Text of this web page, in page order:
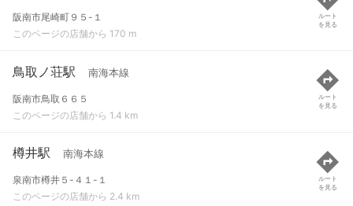
阪南市尾崎町９５-１
このページの店舗から 170 m
ルート
を見る
鳥取ノ荘駅 南海本線
阪南市鳥取６６５
このページの店舗から 1.4 km
ルート
を見る
樽井駅 南海本線
泉南市樽井５-４１-１
このページの店舗から 2.4 km
ルート
を見る